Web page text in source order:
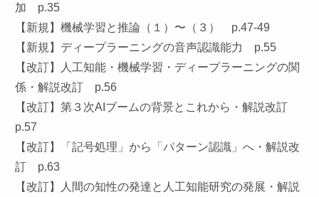
加 p.35
【新規】機械学習と推論（１）〜（３） p.47-49
【新規】ディープラーニングの音声認識能力 p.55
【改訂】人工知能・機械学習・ディープラーニングの関
係・解説改訂 p.56
【改訂】第３次AIブームの背景とこれから・解説改訂
p.57
【改訂】「記号処理」から「パターン認識」へ・解説改
訂 p.63
【改訂】人間の知性の発達と人工知能研究の発展・解説